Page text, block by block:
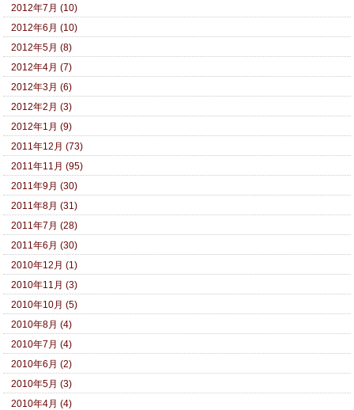
2012年7月 (10)
2012年6月 (10)
2012年5月 (8)
2012年4月 (7)
2012年3月 (6)
2012年2月 (3)
2012年1月 (9)
2011年12月 (73)
2011年11月 (95)
2011年9月 (30)
2011年8月 (31)
2011年7月 (28)
2011年6月 (30)
2010年12月 (1)
2010年11月 (3)
2010年10月 (5)
2010年8月 (4)
2010年7月 (4)
2010年6月 (2)
2010年5月 (3)
2010年4月 (4)